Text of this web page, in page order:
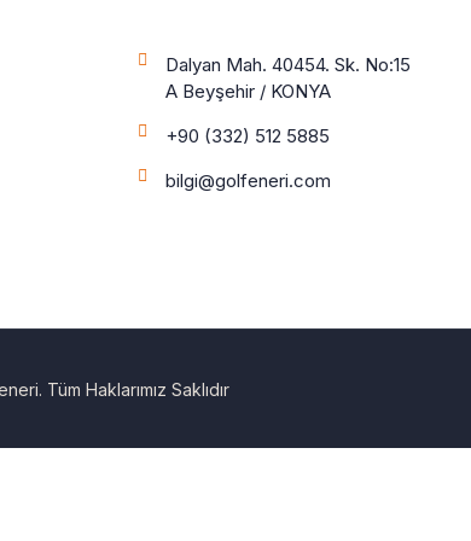
Dalyan Mah. 40454. Sk. No:15
A Beyşehir / KONYA
+90 (332) 512 5885
bilgi@golfeneri.com
Tüm Haklarımız Saklıdır